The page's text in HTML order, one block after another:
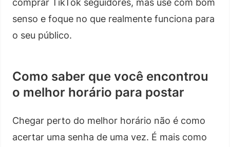
comprar TikTok seguidores, mas use com bom
senso e foque no que realmente funciona para
o seu público.
Como saber que você encontrou
o melhor horário para postar
Chegar perto do melhor horário não é como
acertar uma senha de uma vez. É mais como